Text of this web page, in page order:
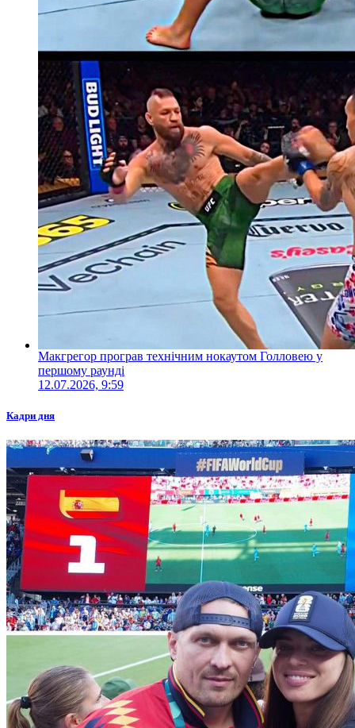
Макгрегор програв технічним нокаутом Голловею у
першому раунді
12.07.2026, 9:59
Кадри дня